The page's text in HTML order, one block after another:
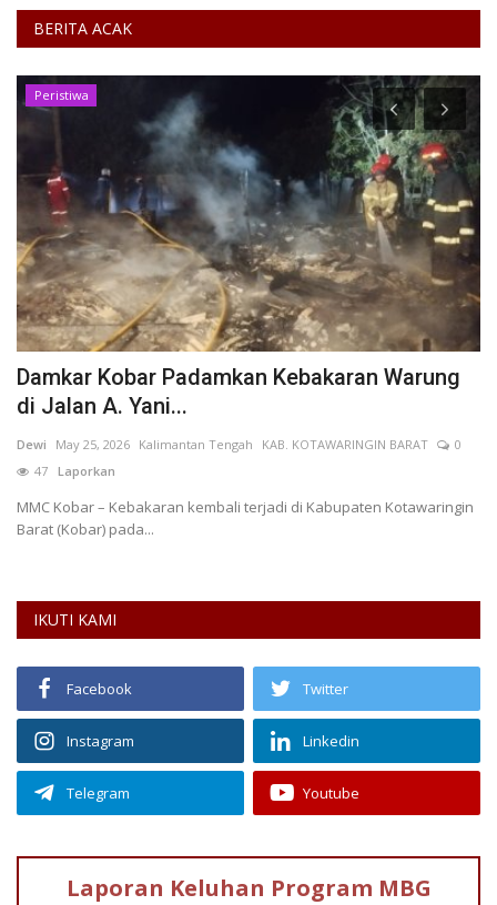
BERITA ACAK
Peristiwa
Damkar Kobar Padamkan Kebakaran Warung
di Jalan A. Yani...
Dewi May 25, 2026 Kalimantan Tengah KAB. KOTAWARINGIN BARAT
0
47 Laporkan
MMC Kobar – Kebakaran kembali terjadi di Kabupaten Kotawaringin
Barat (Kobar) pada...
IKUTI KAMI
Facebook Twitter
Instagram Linkedin
Telegram Youtube
Laporan Keluhan Program MBG